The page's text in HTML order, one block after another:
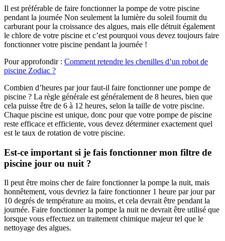
Il est préférable de faire fonctionner la pompe de votre piscine
pendant la journée Non seulement la lumière du soleil fournit du
carburant pour la croissance des algues, mais elle détruit également
le chlore de votre piscine et c’est pourquoi vous devez toujours faire
fonctionner votre piscine pendant la journée !
Pour approfondir : Comment retendre les chenilles d’un robot de
piscine Zodiac ?
Combien d’heures par jour faut-il faire fonctionner une pompe de
piscine ? La règle générale est généralement de 8 heures, bien que
cela puisse être de 6 à 12 heures, selon la taille de votre piscine.
Chaque piscine est unique, donc pour que votre pompe de piscine
reste efficace et efficiente, vous devez déterminer exactement quel
est le taux de rotation de votre piscine.
Est-ce important si je fais fonctionner mon filtre de
piscine jour ou nuit ?
Il peut être moins cher de faire fonctionner la pompe la nuit, mais
honnêtement, vous devriez la faire fonctionner 1 heure par jour par
10 degrés de température au moins, et cela devrait être pendant la
journée. Faire fonctionner la pompe la nuit ne devrait être utilisé que
lorsque vous effectuez un traitement chimique majeur tel que le
nettoyage des algues.